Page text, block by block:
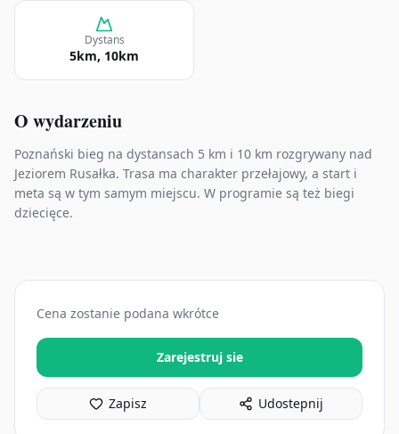
Dystans
5km, 10km
O wydarzeniu
Poznański bieg na dystansach 5 km i 10 km rozgrywany nad
Jeziorem Rusałka. Trasa ma charakter przełajowy, a start i
meta są w tym samym miejscu. W programie są też biegi
dziecięce.
Cena zostanie podana wkrótce
Zarejestruj sie
Zapisz Udostepnij